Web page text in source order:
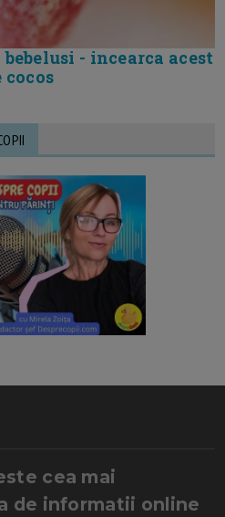
- incearca acest
cea mai
de informatii online